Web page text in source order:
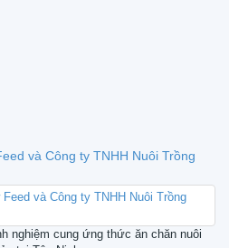
và Công ty TNHH Nuôi Trồng
nghiệm cung ứng thức ăn chăn nuôi